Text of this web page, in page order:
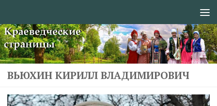
ВЬЮХИН КИРИЛЛ ВЛАДИМИРОВИЧ